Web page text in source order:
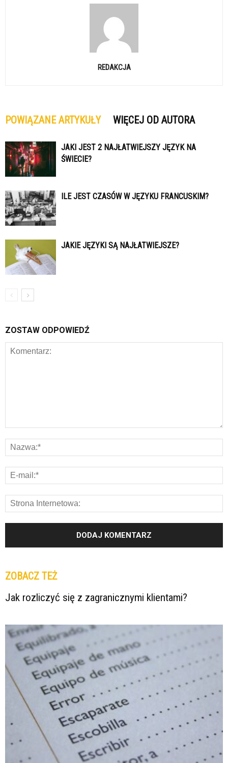
REDAKCJA
POWIĄZANE ARTYKUŁY WIĘCEJ OD AUTORA
JAKI JEST 2 NAJŁATWIEJSZY JĘZYK NA
ŚWIECIE?
ILE JEST CZASÓW W JĘZYKU FRANCUSKIM?
JAKIE JĘZYKI SĄ NAJŁATWIEJSZE?
ZOSTAW ODPOWIEDŹ
ZOBACZ TEŻ
Jak rozliczyć się z zagranicznymi klientami?